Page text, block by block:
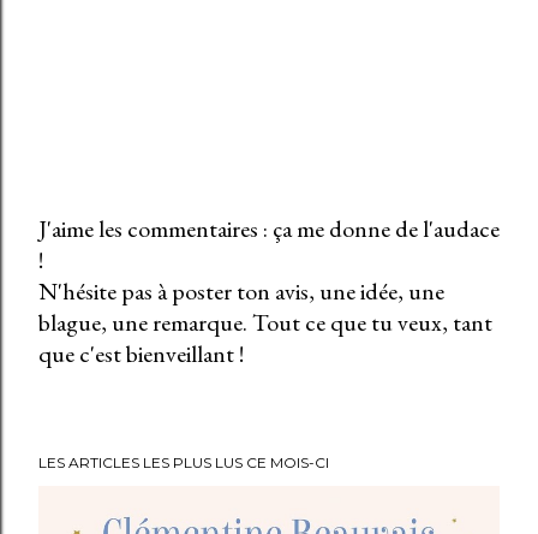
E
n
r
e
J'aime les commentaires : ça me donne de l'audace
!
N'hésite pas à poster ton avis, une idée, une
blague, une remarque. Tout ce que tu veux, tant
que c'est bienveillant !
LES ARTICLES LES PLUS LUS CE MOIS-CI